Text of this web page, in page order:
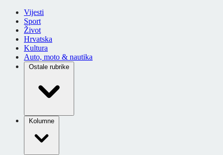
Vijesti
Sport
Život
Hrvatska
Kultura
Auto, moto & nautika
Ostale rubrike
Kolumne